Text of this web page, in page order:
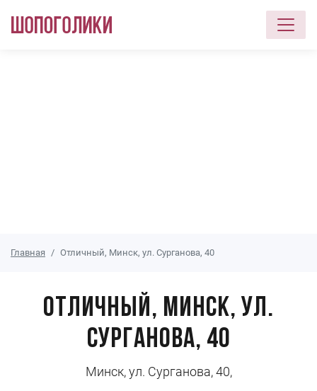
Главная Отличный, Минск, ул. Сурганова, 40
Отличный, Минск, ул.
Сурганова, 40
Минск, ул. Сурганова, 40,